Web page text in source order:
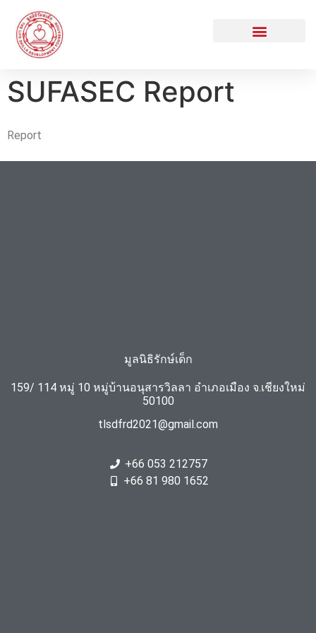
SUFASEC Report
Report
มูลนิธิรักษ์เด็ก
159/ 114 หมู่ 10 หมู่บ้านอนุสารวิลลา อำเภอเมือง จ.เชียงใหม่
50100
tlsdfrd2021@gmail.com
+66 053 212757
+66 81 980 1652